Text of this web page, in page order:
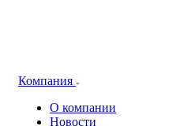
Компания
О компании
Новости